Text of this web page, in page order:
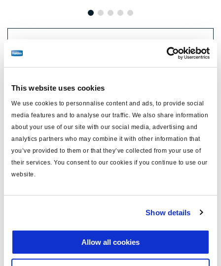
This website uses cookies
We use cookies to personnalise content and ads, to provide social
media features and to analyse our traffic. We also share information
about your use of our site with our social media, advertising and
analytics partners who may combine it with other information that
you’ve provided to them or that they’ve collected from your use of
their services. You consent to our cookies if you continue to use our
website.
Show details
Allow all cookies
Especificaciones técnicas
pistón/diafragma tipo diafragma
carrera (mm) 63
2.48